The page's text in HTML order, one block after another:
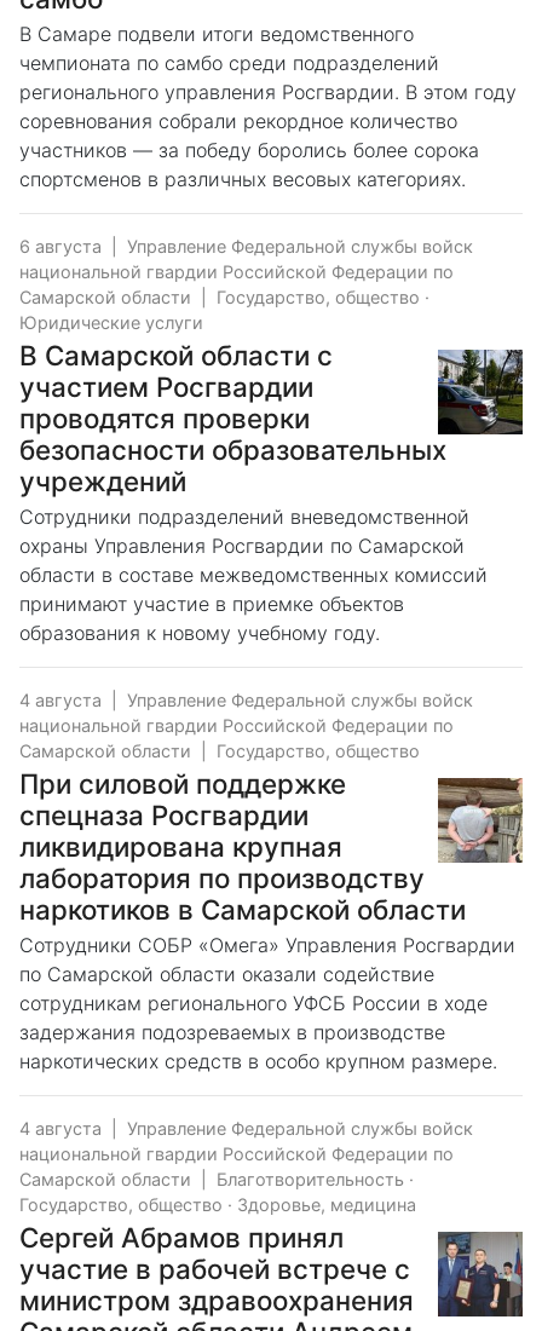
В Самаре подвели итоги ведомственного
чемпионата по самбо среди подразделений
регионального управления Росгвардии. В этом году
соревнования собрали рекордное количество
участников — за победу боролись более сорока
спортсменов в различных весовых категориях.
6 августа
Управление Федеральной службы войск
национальной гвардии Российской Федерации по
Самарской области
Государство, общество ·
Юридические услуги
В Самарской области с
участием Росгвардии
проводятся проверки
безопасности образовательных
учреждений
Сотрудники подразделений вневедомственной
охраны Управления Росгвардии по Самарской
области в составе межведомственных комиссий
принимают участие в приемке объектов
образования к новому учебному году.
4 августа
Управление Федеральной службы войск
национальной гвардии Российской Федерации по
Самарской области
Государство, общество
При силовой поддержке
спецназа Росгвардии
ликвидирована крупная
лаборатория по производству
наркотиков в Самарской области
Сотрудники СОБР «Омега» Управления Росгвардии
по Самарской области оказали содействие
сотрудникам регионального УФСБ России в ходе
задержания подозреваемых в производстве
наркотических средств в особо крупном размере.
4 августа
Управление Федеральной службы войск
национальной гвардии Российской Федерации по
Самарской области
Благотворительность ·
Государство, общество · Здоровье, медицина
Сергей Абрамов принял
участие в рабочей встрече с
министром здравоохранения